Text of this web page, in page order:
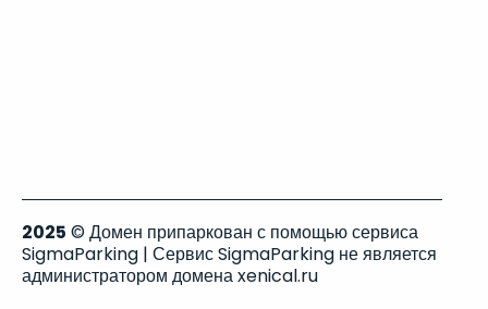
2025 © Домен припаркован с помощью сервиса
SigmaParking | Сервис SigmaParking не является
администратором домена xenical.ru